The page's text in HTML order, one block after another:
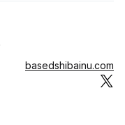
basedshibainu.com